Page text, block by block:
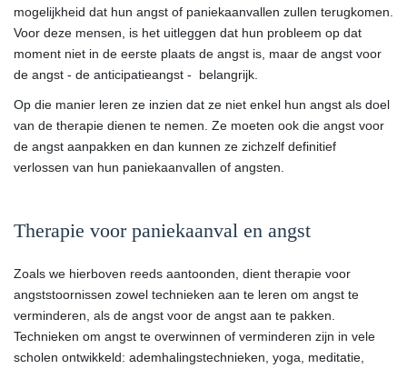
mogelijkheid dat hun angst of paniekaanvallen zullen terugkomen.
Voor deze mensen, is het uitleggen dat hun probleem op dat
moment niet in de eerste plaats de angst is, maar de angst voor
de angst - de anticipatieangst - belangrijk.
Op die manier leren ze inzien dat ze niet enkel hun angst als doel
van de therapie dienen te nemen. Ze moeten ook die angst voor
de angst aanpakken en dan kunnen ze zichzelf definitief
verlossen van hun paniekaanvallen of angsten.
Therapie voor paniekaanval en angst
Zoals we hierboven reeds aantoonden, dient therapie voor
angststoornissen zowel technieken aan te leren om angst te
verminderen, als de angst voor de angst aan te pakken.
Technieken om angst te overwinnen of verminderen zijn in vele
scholen ontwikkeld: ademhalingstechnieken, yoga, meditatie,